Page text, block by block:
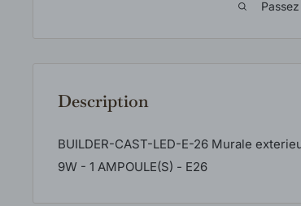
Description
BUILDER-CAST-LED-E-26 Murale
9W - 1 AMPOULE(S) - E26